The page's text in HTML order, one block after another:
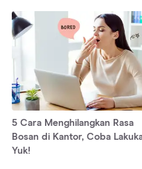
5 Cara Menghilangkan Rasa
Bosan di Kantor, Coba
Yuk!